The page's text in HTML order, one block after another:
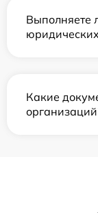
Выполняете
Какие